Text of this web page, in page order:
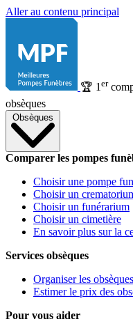
Aller au contenu principal
🏆 1 er
obsèques
Obsèques
Comparer les pompes
Choisir une pompe
Choisir un
Choisir un funérarium
Choisir un cimetière
En savoir plus sur la
Services obsèques
Organiser les obsèques
Estimer le prix des
Pour vous aider